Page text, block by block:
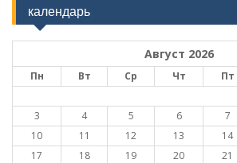
календарь
Август 2026
Пн Вт Ср Чт Пт
3
4 5 6 7
10
11 12 13 14
17
18 19 20 21